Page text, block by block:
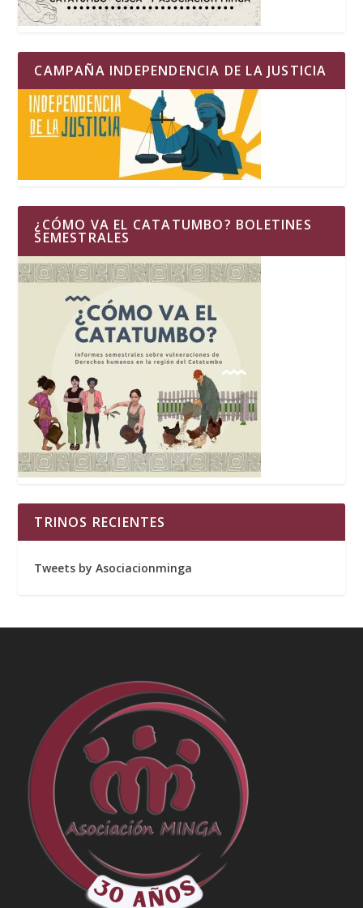
CAMPAÑA INDEPENDENCIA DE LA JUSTICIA
¿CÓMO VA EL CATATUMBO? BOLETINES
SEMESTRALES
TRINOS RECIENTES
Tweets by Asociacionminga